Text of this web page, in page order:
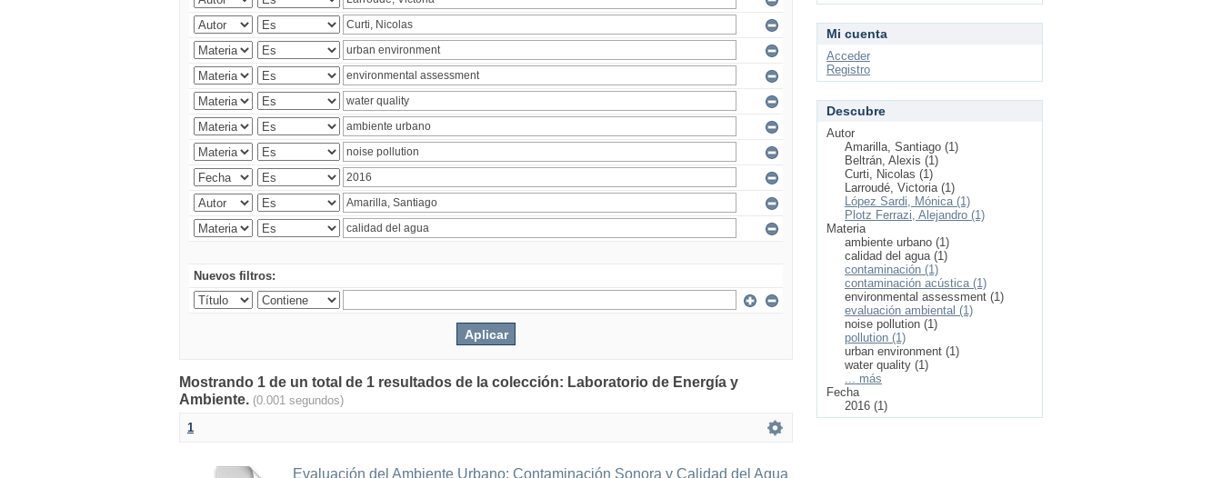
Nuevos filtros:
Mostrando 1 de un total de 1 resultados de la colección: Laboratorio de Energía y
Ambiente. (0.001 segundos)
1
Evaluación del Ambiente Urbano: Contaminación Sonora y Calidad del Agua
Mi cuenta
Acceder
Registro
Descubre
Autor
Amarilla, Santiago (1)
Beltrán, Alexis (1)
Curti, Nicolas (1)
Larroudé, Victoria (1)
López Sardi, Mónica (1)
Plotz Ferrazi, Alejandro (1)
Materia
ambiente urbano (1)
calidad del agua (1)
contaminación (1)
contaminación acústica (1)
environmental assessment (1)
evaluación ambiental (1)
noise pollution (1)
pollution (1)
urban environment (1)
water quality (1)
... más
Fecha
2016 (1)